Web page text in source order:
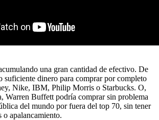
una gran cantidad de efectivo. De
suficiente dinero para comprar por completo
Nike, IBM, Philip Morris o Starbucks. O,
Warren Buffett podría comprar sin problema
del mundo por fuera del top 70, sin tener
o apalancamiento.